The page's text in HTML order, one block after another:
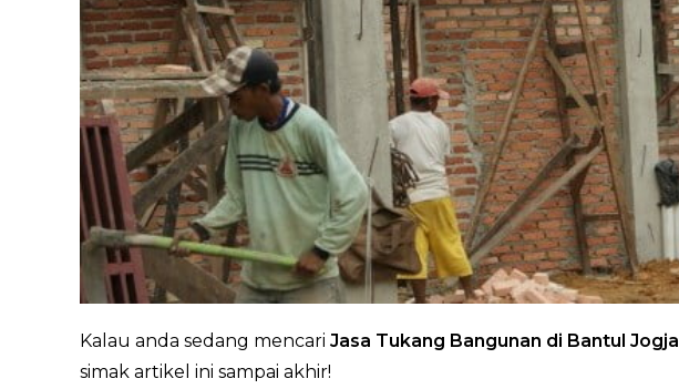
Kalau anda sedang mencari Jasa Tukang Bangunan di Bantul Jogja
simak artikel ini sampai akhir!